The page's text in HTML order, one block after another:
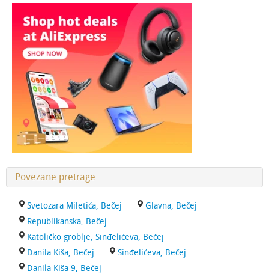
Povezane pretrage
Svetozara Miletića, Bečej
Glavna, Bečej
Republikanska, Bečej
Katoličko groblje, Sinđelićeva, Bečej
Danila Kiša, Bečej
Sinđelićeva, Bečej
Danila Kiša 9, Bečej